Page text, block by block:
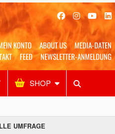
KONTO ABOUT US
MEDIA-DATEN
FEED NEWSLETTER-ANMELDUNG
SHOP
Shop SUCHEN
UMFRAGE